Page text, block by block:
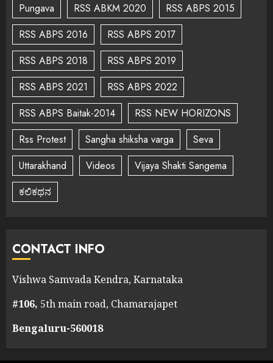
Pungava
RSS ABKM 2020
RSS ABPS 2015
RSS ABPS 2016
RSS ABPS 2017
RSS ABPS 2018
RSS ABPS 2019
RSS ABPS 2021
RSS ABPS 2022
RSS ABPS Baitak-2014
RSS NEW HORIZONS
Rss Protest
Sangha shiksha varga
Seva
Uttarakhand
Videos
Vijaya Shakti Sangema
ಕಲಿಕಥನ
CONTACT INFO
Vishwa Samvada Kendra, Karnataka
#106, 5th main road, Chamarajapet
Bengaluru-560018